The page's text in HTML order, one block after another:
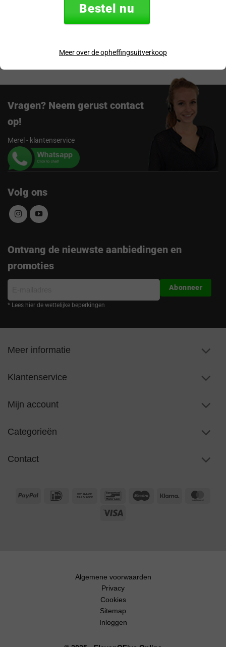
Verzending & retourneren
Vragen? Neem gerust contact
op!
Merel - klantenservice
Volg ons
Ontvang de nieuwste aanbiedingen en
promoties
mailadres
* Lees hier de wettelijke beperkingen
Abonneer
Meer informatie
Klantenservice
Mijn account
Categorieën
Contact
PayPal IDeal
Bank
BancontactMaestro Klarna
Algemene voorwaarden
Privacy
Cookies
Sitemap
Inloggen
Bestel nu
Meer over de opheffingsuitverkoop